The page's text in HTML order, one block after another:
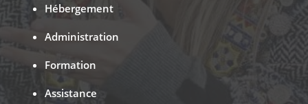
Hébergement
Administration
Formation
Assistance